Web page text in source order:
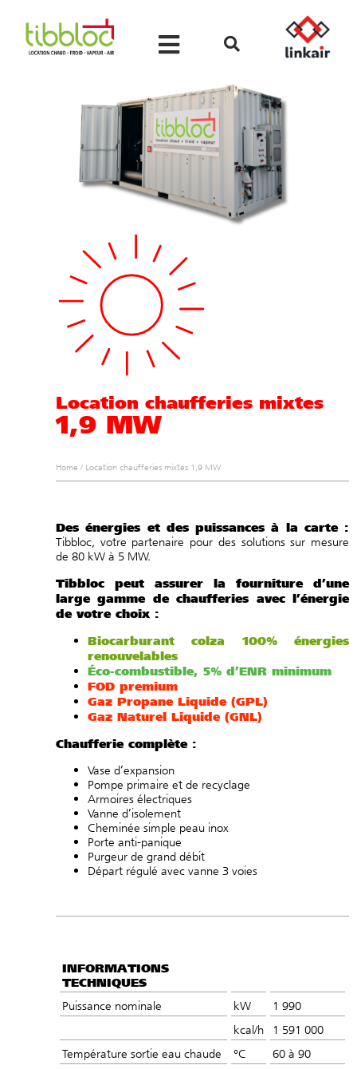
Location chaufferies mixtes
1,9 MW
Home / Location chaufferies mixtes 1,9 MW
Des énergies et des puissances à la carte :
Tibbloc, votre partenaire pour des solutions sur mesure
de 80 kW à 5 MW.
Tibbloc peut assurer la fourniture d’une
large gamme de chaufferies avec l’énergie
de votre choix :
Biocarburant colza 100% énergies
renouvelables
Éco-combustible, 5% d’ENR minimum
FOD premium
Gaz Propane Liquide (GPL)
Gaz Naturel Liquide (GNL)
Chaufferie complète :
Vase d’expansion
Pompe primaire et de recyclage
Armoires électriques
Vanne d’isolement
Cheminée simple peau inox
Porte anti-panique
Purgeur de grand débit
Départ régulé avec vanne 3 voies
INFORMATIONS
TECHNIQUES
Puissance nominale kW
1 990
kcal/h
1 591 000
Température sortie eau chaude
°C
60 à 90